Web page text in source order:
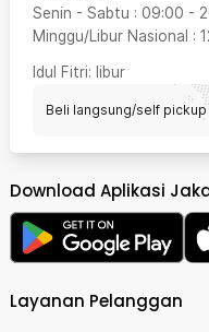
Senin - Sabtu : 09:00 -
Minggu/Libur Nasional :
Idul Fitri: libur
Beli langsung/self
Download Aplikasi
Layanan Pelanggan